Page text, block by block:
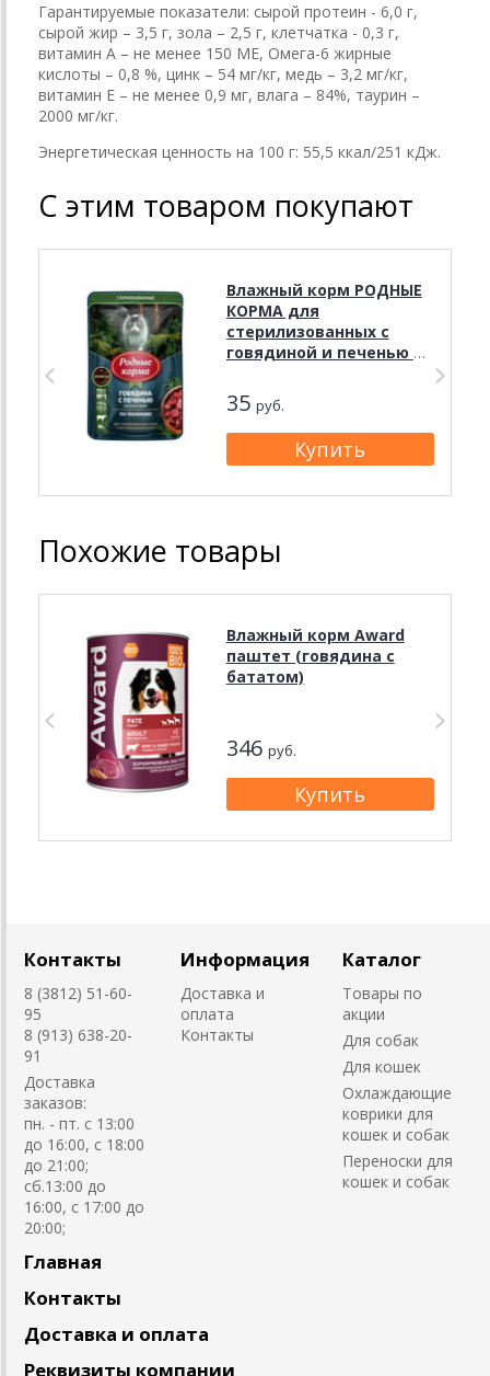
Гарантируемые показатели: сырой протеин - 6,0 г,
сырой жир – 3,5 г, зола – 2,5 г, клетчатка - 0,3 г,
витамин А – не менее 150 МЕ, Омега-6 жирные
кислоты – 0,8 %, цинк – 54 мг/кг, медь – 3,2 мг/кг,
витамин Е – не менее 0,9 мг, влага – 84%, таурин –
2000 мг/кг.
Энергетическая ценность на 100 г: 55,5 ккал/251 кДж.
С этим товаром покупают
Влажный корм РОДНЫЕ
КОРМА для
стерилизованных с
говядиной и печенью в
35 руб.
Похожие товары
Влажный корм Award
паштет (говядина с
бататом)
346 руб.
Контакты
8 (3812) 51-60-
95
8 (913) 638-20-
91
Доставка
заказов:
пн. - пт. с 13:00
до 16:00, с 18:00
до 21:00;
сб.13:00 до
16:00, с 17:00 до
20:00;
Информация
Доставка и
оплата
Контакты
Каталог
Товары по
акции
Для собак
Для кошек
Охлаждающие
коврики для
кошек и собак
Переноски для
кошек и собак
Главная
Контакты
Доставка и оплата
Реквизиты компании